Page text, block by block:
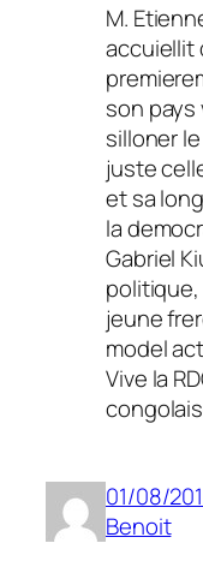
M.
accuiellit
son
silloner
juste
et sa
la
Gabriel
politique,
jeune
model
Vive la
01/08/
Benoit